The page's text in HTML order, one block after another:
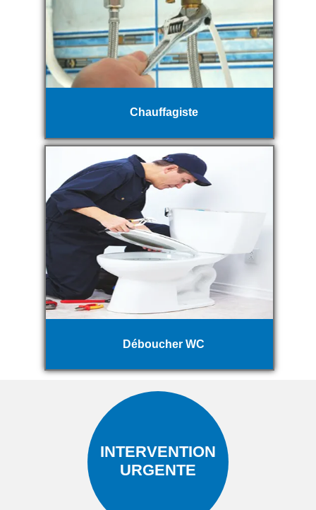
Chauffagiste
Déboucher WC
INTERVENTION
URGENTE